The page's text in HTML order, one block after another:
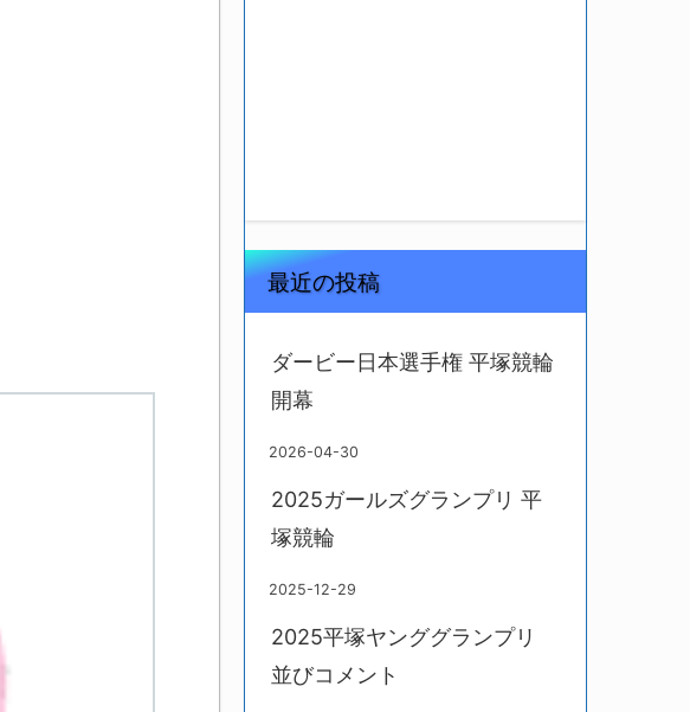
最近の投稿
ダービー日本選手権 平塚競輪
開幕
2026-04-30
2025ガールズグランプリ 平
塚競輪
2025-12-29
2025平塚ヤンググランプリ
並びコメント